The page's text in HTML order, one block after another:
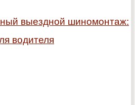
выездной шиномонтаж:
водителя